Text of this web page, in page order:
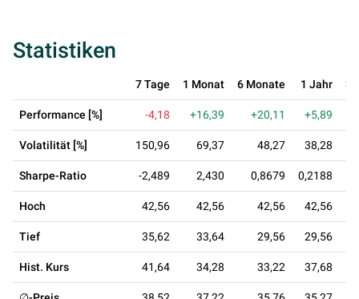
Statistiken
7 Tage 1 Monat 6 Monate 1 Jahr 3
Performance [%] -4,18 +16,39 +20,11 +5,89
Volatilität [%] 150,96 69,37 48,27 38,28
Sharpe-Ratio -2,489 2,430 0,8679 0,2188
Hoch 42,56 42,56 42,56 42,56
Tief 35,62 33,64 29,56 29,56
Hist. Kurs 41,64 34,28 33,22 37,68